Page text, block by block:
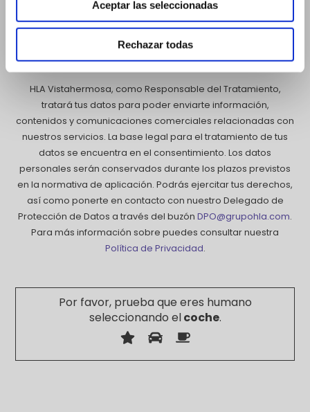
Aceptar las seleccionadas
Rechazar todas
Acepto recibir información y novedades sobre
servicios que puedan resultar de mi interés.
HLA Vistahermosa, como Responsable del Tratamiento,
tratará tus datos para poder enviarte información,
contenidos y comunicaciones comerciales relacionadas con
nuestros servicios. La base legal para el tratamiento de tus
datos se encuentra en el consentimiento. Los datos
personales serán conservados durante los plazos previstos
en la normativa de aplicación. Podrás ejercitar tus derechos,
así como ponerte en contacto con nuestro Delegado de
Protección de Datos a través del buzón DPO@grupohla.com.
Para más información sobre puedes consultar nuestra
Política de Privacidad.
Por favor, prueba que eres humano
seleccionando elcoche.